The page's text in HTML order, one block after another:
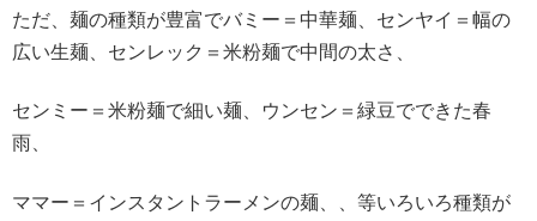
ただ、麺の種類が豊富でバミー＝中華麺、センヤイ＝幅の
広い生麺、センレック＝米粉麺で中間の太さ、
センミー＝米粉麺で細い麺、ウンセン＝緑豆でできた春
雨、
ママー＝インスタントラーメンの麺、、等いろいろ種類が